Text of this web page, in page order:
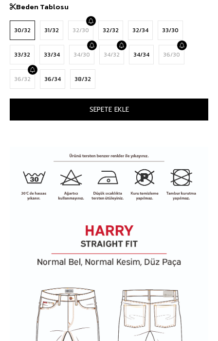
Beden Tablosu
30/32 31/32 32/30 32/32 32/34 33/30
33/32 33/34 34/30 34/32 34/34 36/30
36/32 36/34 38/32